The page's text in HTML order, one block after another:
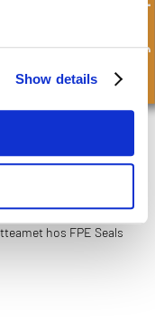
Show details
DEG?
av høy kvalitet
ytterligere råd om
hos FPE Seals
Hurtigforespørsel